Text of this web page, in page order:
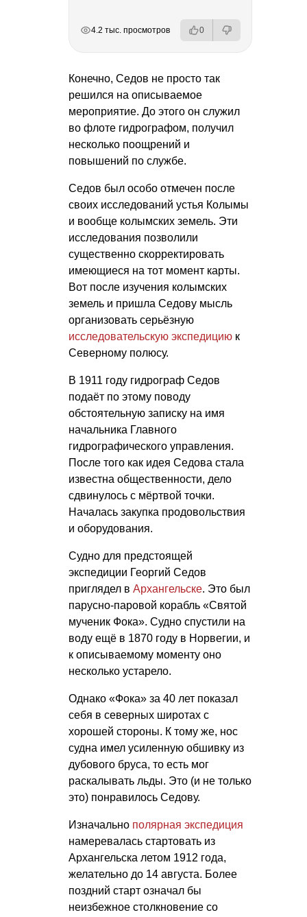
4.2 тыс. просмотров 0
Конечно, Седов не просто так
решился на описываемое
мероприятие. До этого он служил
во флоте гидрографом, получил
несколько поощрений и
повышений по службе.
Седов был особо отмечен после
своих исследований устья Колымы
и вообще колымских земель. Эти
исследования позволили
существенно скорректировать
имеющиеся на тот момент карты.
Вот после изучения колымских
земель и пришла Седову мысль
организовать серьёзную
исследовательскую экспедицию к
Северному полюсу.
В 1911 году гидрограф Седов
подаёт по этому поводу
обстоятельную записку на имя
начальника Главного
гидрографического управления.
После того как идея Седова стала
известна общественности, дело
сдвинулось с мёртвой точки.
Началась закупка продовольствия
и оборудования.
Судно для предстоящей
экспедиции Георгий Седов
приглядел в Архангельске. Это был
парусно-паровой корабль «Святой
мученик Фока». Судно спустили на
воду ещё в 1870 году в Норвегии, и
к описываемому моменту оно
несколько устарело.
Однако «Фока» за 40 лет показал
себя в северных широтах с
хорошей стороны. К тому же, нос
судна имел усиленную обшивку из
дубового бруса, то есть мог
раскалывать льды. Это (и не только
это) понравилось Седову.
Изначально полярная экспедиция
намеревалась стартовать из
Архангельска летом 1912 года,
желательно до 14 августа. Более
поздний старт означал бы
неизбежное столкновение со